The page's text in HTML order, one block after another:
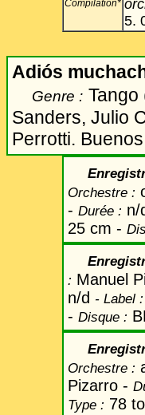
Compilation*
5.
Adiós
Genre : Tango
Sanders, Julio
Perrotti.
Orchestre :
- Durée : n/
25 cm -
: Manuel
n/d - Label :
- Disque :
Orchestre :
Pizarro -
Type : 78